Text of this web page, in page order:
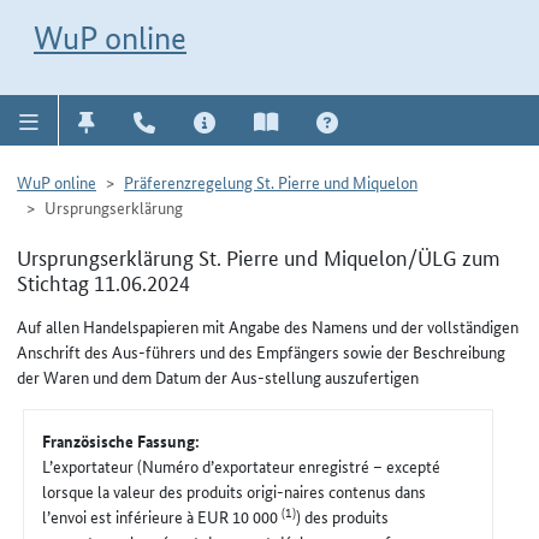
WuP online
WuP online
Präferenzregelung St. Pierre und Miquelon
Ursprungserklärung
Ursprungserklärung St. Pierre und Miquelon/ÜLG zum
Stichtag 11.06.2024
Auf allen Handelspapieren mit Angabe des Namens und der vollständigen
Anschrift des Aus-führers und des Empfängers sowie der Beschreibung
der Waren und dem Datum der Aus-stellung auszufertigen
Französische Fassung:
L’exportateur (Numéro d’exportateur enregistré – excepté
lorsque la valeur des produits origi-naires contenus dans
l’envoi est inférieure à EUR 10 000(1)) des produits